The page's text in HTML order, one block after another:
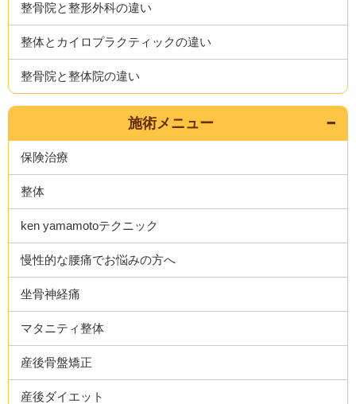
整骨院と整形外科の違い
整体とカイロプラクティックの違い
整骨院と整体院の違い
施術メニュー
保険治療
整体
ken yamamotoテクニック
慢性的な腰痛でお悩みの方へ
坐骨神経痛
マタニティ整体
産後骨盤矯正
産後ダイエット